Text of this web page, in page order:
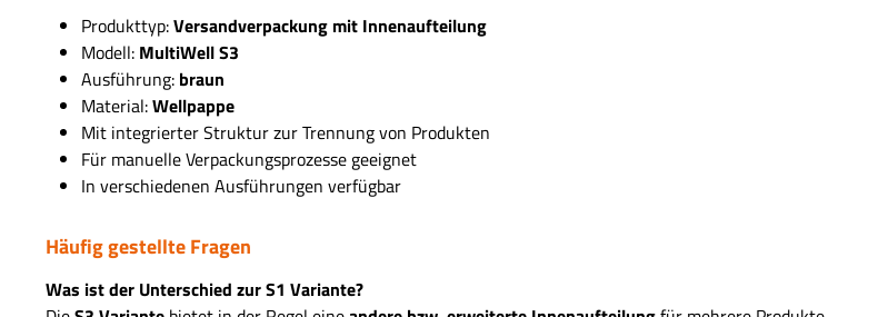
Produkttyp:Versandverpackung mit Innenaufteilung
Modell: MultiWell S3
Ausführung: braun
Material:Wellpappe
Mit integrierter Struktur zur Trennung von Produkten
Für manuelle Verpackungsprozesse geeignet
In verschiedenen Ausführungen verfügbar
Häufig gestellte Fragen
Was ist der Unterschied zur S1 Variante?